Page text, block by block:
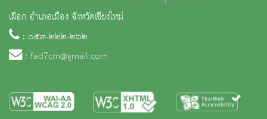
เผือก อำเภอเมือง จังหวัดเชียงใหม่
: ๐๕๓-๒๒๒-๒๖๒
: fad7cm@gmail.com